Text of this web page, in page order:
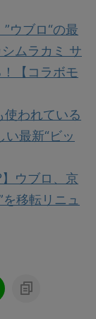
ウブロ“の最
ムラカミ サ
【コラボモ
われている
最新“ビッ
ウブロ、京
移転リニュ